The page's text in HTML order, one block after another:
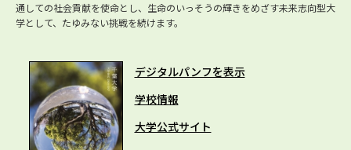
通しての社会貢献を使命とし、生命のいっそうの輝きをめざす未来志向型大
学として、たゆみない挑戦を続けます。
デジタルパンフを表示
学校情報
大学公式サイト